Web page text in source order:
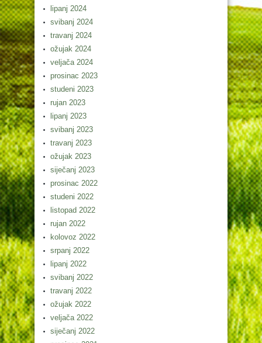
lipanj 2024
svibanj 2024
travanj 2024
ožujak 2024
veljača 2024
prosinac 2023
studeni 2023
rujan 2023
lipanj 2023
svibanj 2023
travanj 2023
ožujak 2023
siječanj 2023
prosinac 2022
studeni 2022
listopad 2022
rujan 2022
kolovoz 2022
srpanj 2022
lipanj 2022
svibanj 2022
travanj 2022
ožujak 2022
veljača 2022
siječanj 2022